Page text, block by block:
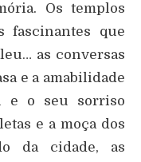
Os templos
fascinantes que
as conversas
e a amabilidade
e o seu sorriso
e a moça dos
da cidade, as